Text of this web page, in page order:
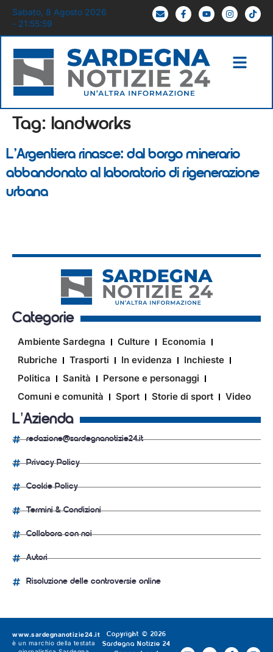
Sabato, 8 Agosto 2026
- 21:55:59
Tag: landworks
L’Argentiera rinasce: dal borgo minerario
abbandonato al laboratorio di rigenerazione
urbana
Categorie
Ambiente Sardegna Culture
Economia
Rubriche
Trasporti In evidenza
Inchieste
Politica
Sanità
Persone e personaggi
Comuni e comunità
Sport Storie di sport Video
L'Azienda
redazione@sardegnanotizie24.it
Privacy Policy
Cookie Policy
Termini & Condizioni
Collabora con noi
Autori
Risoluzione delle controversie online
Copyright © 2026
Sardegna Notizie 24
www.sardegnanotizie24.it
è un marchio della testata